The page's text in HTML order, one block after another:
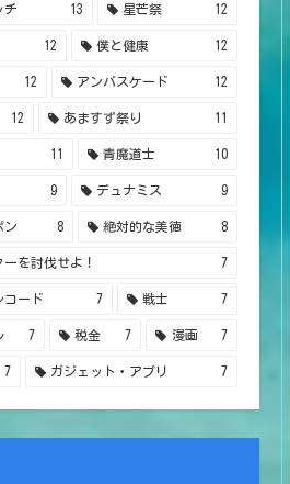
チ 13 星芒祭 12
12 僕と健康 12
12 アンバスケード 12
12 あますず祭り 11
11 青魔道士 10
9 デュナミス 9
ン 8 絶対的な美徳 8
を討伐せよ！ 7
コード 7 戦士 7
7 税金 7 漫画 7
7 ガジェット・アプリ 7